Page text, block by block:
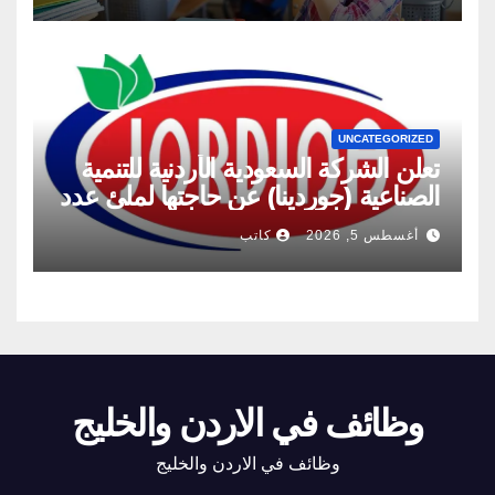
UNCATEGORIZED
تعلن الشركة السعودية الأردنية للتنمية
الصناعية (جوردينا) عن حاجتها لملئ عدد
من الشواغر
أغسطس 5, 2026 كاتب
وظائف في الاردن والخليج
وظائف في الاردن والخليج